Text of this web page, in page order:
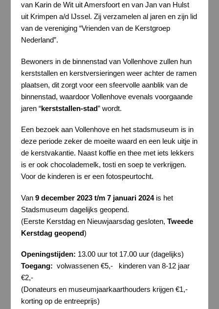
van Karin de Wit uit Amersfoort en van Jan van Hulst
uit Krimpen a/d IJssel. Zij verzamelen al jaren en zijn lid
van de vereniging “Vrienden van de Kerstgroep
Nederland”.
Bewoners in de binnenstad van Vollenhove zullen hun
kerststallen en kerstversieringen weer achter de ramen
plaatsen, dit zorgt voor een sfeervolle aanblik van de
binnenstad, waardoor Vollenhove evenals voorgaande
jaren “kerststallen-stad” wordt.
Een bezoek aan Vollenhove en het stadsmuseum is in
deze periode zeker de moeite waard en een leuk uitje in
de kerstvakantie. Naast koffie en thee met iets lekkers
is er ook chocolademelk, tosti en soep te verkrijgen.
Voor de kinderen is er een fotospeurtocht.
Van 9 december 2023 t/m 7 januari 2024is het
Stadsmuseum dagelijks geopend.
(Eerste Kerstdag en Nieuwjaarsdag gesloten, Tweede
Kerstdag geopend)
Openingstijden: 13.00 uur tot 17.00 uur (dagelijks)
Toegang: volwassenen €5,- kinderen van 8-12 jaar
€2,-
(Donateurs en museumjaarkaarthouders krijgen €1,-
korting op de entreeprijs)